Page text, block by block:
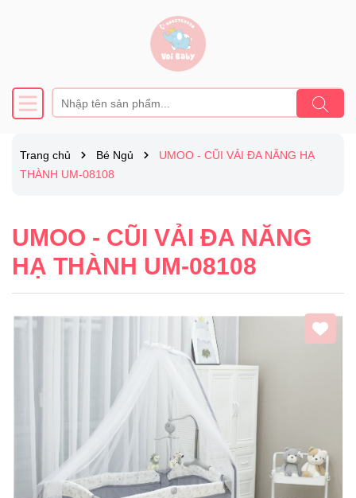
Trang chủ Bé Ngủ
UMOO - CŨI VẢI ĐA NĂNG HẠ
THÀNH UM-08108
UMOO - CŨI VẢI ĐA NĂNG
HẠ THÀNH UM-08108